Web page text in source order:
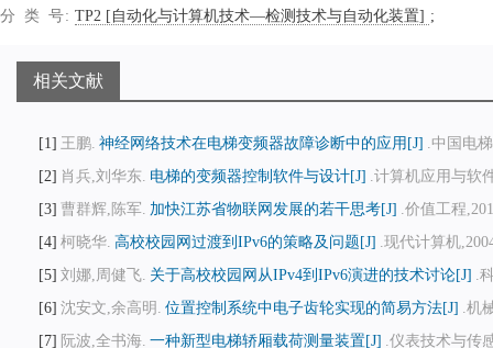
分类号 TP2 [自动化与计算机技术—检测技术与自动化装置]
相关文献
1 王鹏. 神经网络技术在电梯变频器故障诊断中的应用[J] .中国电
2
肖兵,刘华东. 电梯的变频器控制软件与设计[J] .计算机应用与软
3 曹群辉,陈军. 加快江苏省物联网发展的若干思考[J] .价值工程
4 柯晓华. 高校校园网过渡到IPv6的策略及问题[J] .现代计算机
5 刘娜,周健飞. 关于高校校园网从IPv4到IPv6演进的技术讨论[J] .
6 沈安文,余高明. 位置控制系统中电子齿轮实现的简易方法[J] .机
7
阮波,全书海. 一种新型电梯轿厢载荷测量装置[J] .仪表技术与传